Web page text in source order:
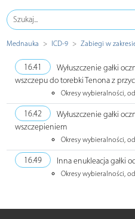
Mednauka ICD-9 Zabiegi w zakresie
16.41
Wyłuszczenie gałki
wszczepu do torebki Tenona z
Okresy wybieralności,
16.42
Wyłuszczenie gałki
wszczepieniem
Okresy wybieralności,
16.49 Inna enukleacja gałki
Okresy wybieralności,